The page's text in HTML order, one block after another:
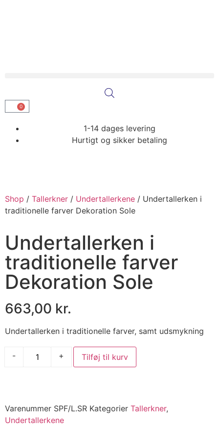
0
1-14 dages levering
Hurtigt og sikker betaling
Shop / Tallerkner / Undertallerkene / Undertallerken i
traditionelle farver Dekoration Sole
Undertallerken i
traditionelle farver
Dekoration Sole
663,00 kr.
Undertallerken i traditionelle farver, samt udsmykning
- + Tilføj til kurv
Varenummer SPF/L.SR Kategorier Tallerkner,
Undertallerkene